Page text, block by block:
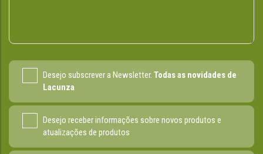
Desejo subscrever a Newsletter. Todas as novidades de
Lacunza
Desejo receber informações sobre novos produtos e
atualizações de produtos